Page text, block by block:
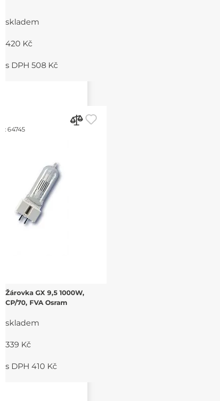
skladem
420 Kč
s DPH 508 Kč
64745
Žárovka GX 9,5 1000W,
CP/70, FVA Osram
skladem
339 Kč
s DPH 410 Kč